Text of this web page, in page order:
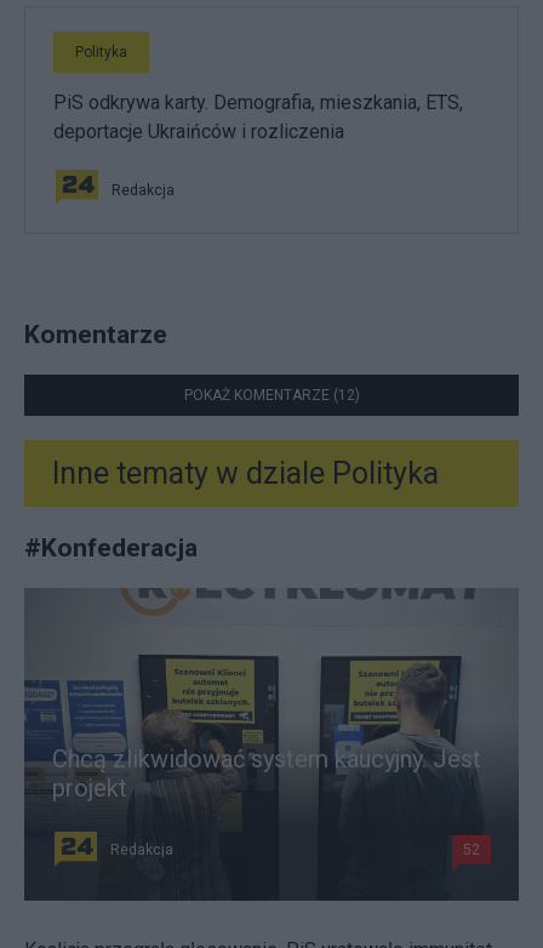
Polityka
PiS odkrywa karty. Demografia, mieszkania, ETS,
deportacje Ukraińców i rozliczenia
Redakcja
Komentarze
POKAŻ KOMENTARZE (12)
Inne tematy w dziale Polityka
#Konfederacja
Chcą zlikwidować system kaucyjny. Jest
projekt
Redakcja 52